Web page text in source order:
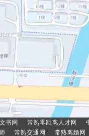
具
的
书网 常熟零距离人才网
常熟交通网 常熟离婚网